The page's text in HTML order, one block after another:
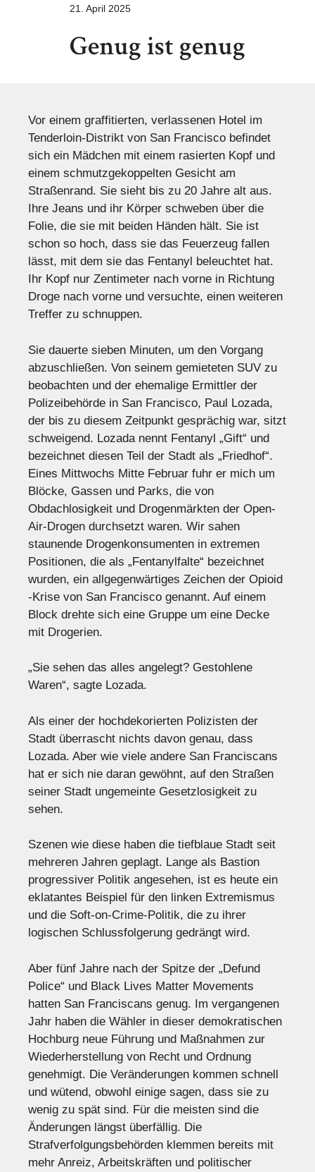
21. April 2025
Genug ist genug
Vor einem graffitierten, verlassenen Hotel im
Tenderloin-Distrikt von San Francisco befindet
sich ein Mädchen mit einem rasierten Kopf und
einem schmutzgekoppelten Gesicht am
Straßenrand. Sie sieht bis zu 20 Jahre alt aus.
Ihre Jeans und ihr Körper schweben über die
Folie, die sie mit beiden Händen hält. Sie ist
schon so hoch, dass sie das Feuerzeug fallen
lässt, mit dem sie das Fentanyl beleuchtet hat.
Ihr Kopf nur Zentimeter nach vorne in Richtung
Droge nach vorne und versuchte, einen weiteren
Treffer zu schnuppen.
Sie dauerte sieben Minuten, um den Vorgang
abzuschließen. Von seinem gemieteten SUV zu
beobachten und der ehemalige Ermittler der
Polizeibehörde in San Francisco, Paul Lozada,
der bis zu diesem Zeitpunkt gesprächig war, sitzt
schweigend. Lozada nennt Fentanyl „Gift“ und
bezeichnet diesen Teil der Stadt als „Friedhof“.
Eines Mittwochs Mitte Februar fuhr er mich um
Blöcke, Gassen und Parks, die von
Obdachlosigkeit und Drogenmärkten der Open-
Air-Drogen durchsetzt waren. Wir sahen
staunende Drogenkonsumenten in extremen
Positionen, die als „Fentanylfalte“ bezeichnet
wurden, ein allgegenwärtiges Zeichen der Opioid
-Krise von San Francisco genannt. Auf einem
Block drehte sich eine Gruppe um eine Decke
mit Drogerien.
„Sie sehen das alles angelegt? Gestohlene
Waren“, sagte Lozada.
Als einer der hochdekorierten Polizisten der
Stadt überrascht nichts davon genau, dass
Lozada. Aber wie viele andere San Franciscans
hat er sich nie daran gewöhnt, auf den Straßen
seiner Stadt ungemeinte Gesetzlosigkeit zu
sehen.
Szenen wie diese haben die tiefblaue Stadt seit
mehreren Jahren geplagt. Lange als Bastion
progressiver Politik angesehen, ist es heute ein
eklatantes Beispiel für den linken Extremismus
und die Soft-on-Crime-Politik, die zu ihrer
logischen Schlussfolgerung gedrängt wird.
Aber fünf Jahre nach der Spitze der „Defund
Police“ und Black Lives Matter Movements
hatten San Franciscans genug. Im vergangenen
Jahr haben die Wähler in dieser demokratischen
Hochburg neue Führung und Maßnahmen zur
Wiederherstellung von Recht und Ordnung
genehmigt. Die Veränderungen kommen schnell
und wütend, obwohl einige sagen, dass sie zu
wenig zu spät sind. Für die meisten sind die
Änderungen längst überfällig. Die
Strafverfolgungsbehörden klemmen bereits mit
mehr Anreiz, Arbeitskräften und politischer